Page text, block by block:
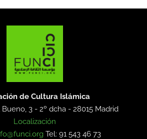
de Cultura Islámica
3 - 2º dcha -28015 Madrid
Localización
Tel: 91 543 46 73